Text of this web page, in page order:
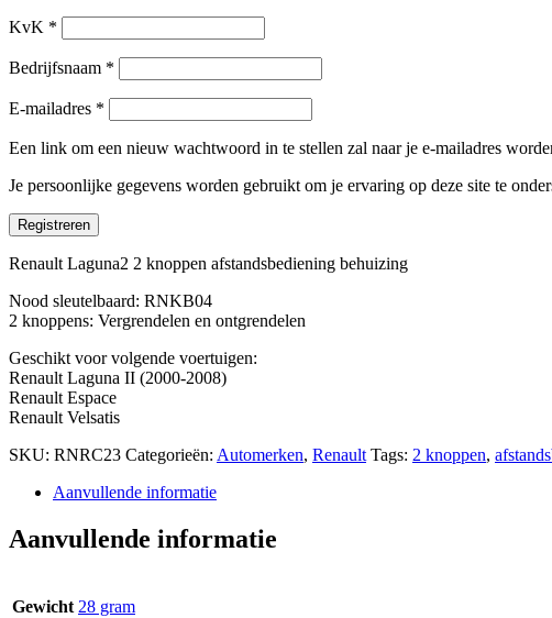
KvK *
Bedrijfsnaam *
E-mailadres *
Een link om een nieuw wachtwoord in te stellen zal naar je e-mailadres
Je persoonlijke gegevens worden gebruikt om je ervaring op deze site te
Registreren
Renault Laguna2 2 knoppen afstandsbediening behuizing
Nood sleutelbaard: RNKB04
2 knoppens: Vergrendelen en ontgrendelen
Geschikt voor volgende voertuigen:
Renault Laguna II (2000-2008)
Renault Espace
Renault Velsatis
SKU: RNRC23 Categorieën: Automerken, Renault Tags: 2 knoppen,
Aanvullende informatie
Aanvullende informatie
Gewicht 28 gram